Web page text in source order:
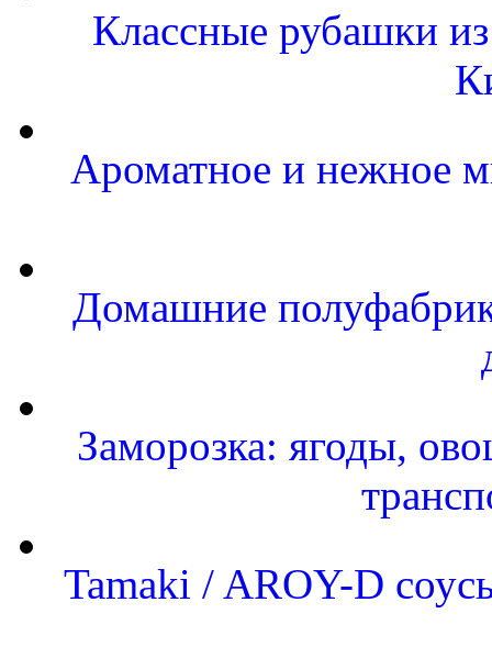
Классные рубашки
Ароматное и нежное
Домашние
Заморозка: ягоды,
Tamaki / AROY-D